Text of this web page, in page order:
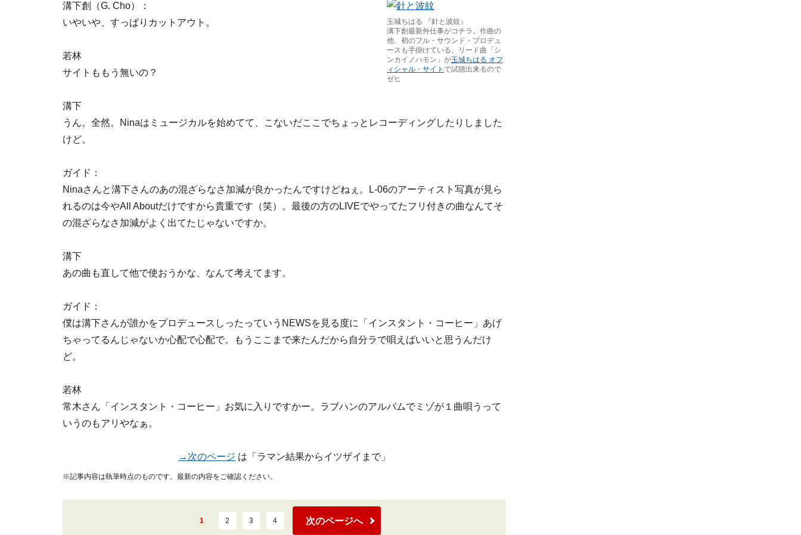
玉城ちはる 『針と波紋』
溝下創最新外仕事がコチラ。作曲の
他、初のフル・サウンド・プロデュ
ースも手掛けている。リード曲「シ
ンカイノハモン」が玉城ちはる オフ
ィシャル・サイト で試聴出来るので
ゼヒ
溝下創（G. Cho）：
いやいや、すっぱりカットアウト。
若林
サイトももう無いの？
溝下
うん。全然。Ninaはミュージカルを始めてて、こないだここでちょっとレコーディングしたりしました
けど。
ガイド：
Ninaさんと溝下さんのあの混ざらなさ加減が良かったんですけどねぇ。L-06のアーティスト写真が見ら
れるのは今やAll Aboutだけですから貴重です（笑）。最後の方のLIVEでやってたフリ付きの曲なんてそ
の混ざらなさ加減がよく出てたじゃないですか。
溝下
あの曲も直して他で使おうかな、なんて考えてます。
ガイド：
僕は溝下さんが誰かをプロデュースしったっていうNEWSを見る度に「インスタント・コーヒー」あげ
ちゃってるんじゃないか心配で心配で。もうここまで来たんだから自分ラで唄えばいいと思うんだけ
ど。
若林
常木さん「インスタント・コーヒー」お気に入りですかー。ラブハンのアルバムでミゾが１曲唄うって
いうのもアリやなぁ。
→次のページ は「ラマン結果からイツザイまで」
※記事内容は執筆時点のものです。最新の内容をご確認ください。
1 2 3 4 次のページへ